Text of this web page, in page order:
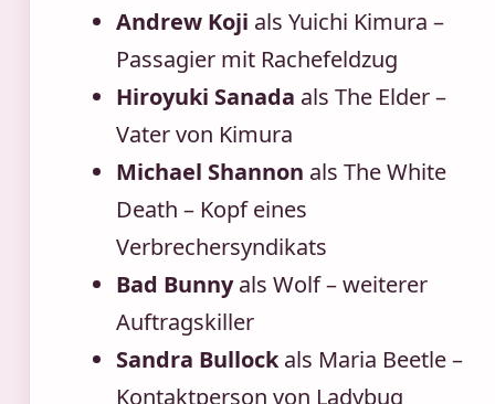
Andrew Koji als Yuichi Kimura –
Passagier mit Rachefeldzug
Hiroyuki Sanada als The Elder –
Vater von Kimura
Michael Shannon als The White
Death – Kopf eines
Verbrechersyndikats
Bad Bunnyals Wolf – weiterer
Auftragskiller
Sandra Bullockals Maria Beetle –
Kontaktperson von Ladybug